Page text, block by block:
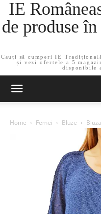
IE
de produse
Cauți să cumperi IE
și vezi ofertele a 5
disponibile
Home Femei Bluze